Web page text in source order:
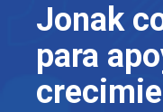
Jonak
para